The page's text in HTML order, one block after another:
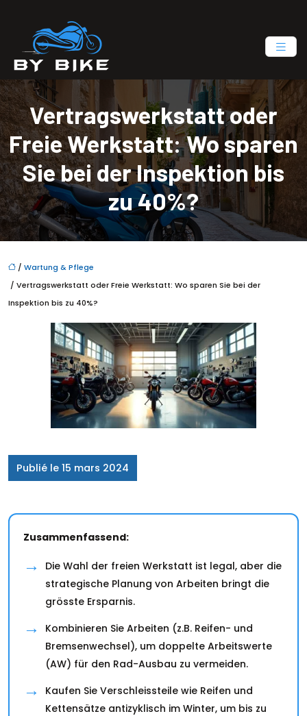
Vertragswerkstatt oder
Freie Werkstatt: Wo sparen
Sie bei der Inspektion bis
zu 40%?
/ Wartung & Pflege
/ Vertragswerkstatt oder Freie Werkstatt: Wo sparen Sie bei der
Inspektion bis zu 40%?
Publié le 15 mars 2024
Zusammenfassend:
Die Wahl der freien Werkstatt ist legal, aber die
strategische Planung von Arbeiten bringt die
grösste Ersparnis.
Kombinieren Sie Arbeiten (z.B. Reifen- und
Bremsenwechsel), um doppelte Arbeitswerte
(AW) für den Rad-Ausbau zu vermeiden.
Kaufen Sie Verschleissteile wie Reifen und
Kettensätze antizyklisch im Winter, um bis zu